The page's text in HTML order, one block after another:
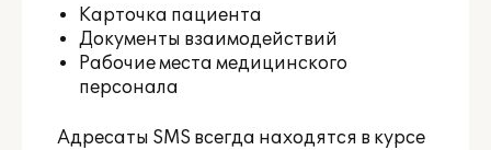
Карточка пациента
Документы взаимодействий
Рабочие места медицинского
персонала
Адресаты SMS всегда находятся в курсе